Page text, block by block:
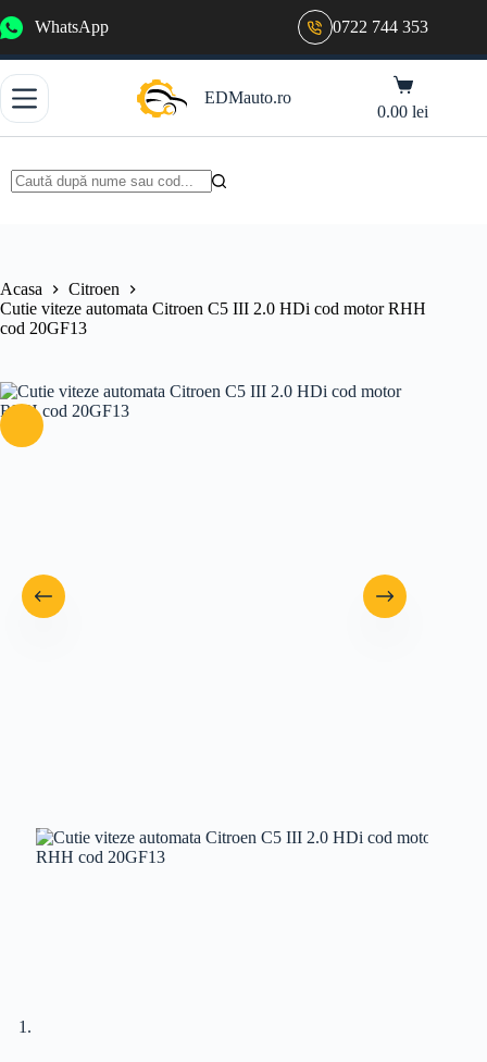
la
WhatsApp 0722 744 353
EDMauto.ro
Coș
de
cumpărături
0.00lei
Acasa
Citroen
Cutie viteze automata Citroen C5 III 2.0 HDi cod motor RHH
cod 20GF13